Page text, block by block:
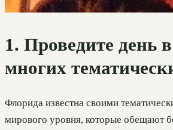
1. Проведите день
многих
Флорида известна своими
мирового уровня, которые обещают